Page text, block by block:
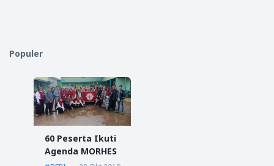
Populer
60 Peserta Ikuti
Agenda MORHES